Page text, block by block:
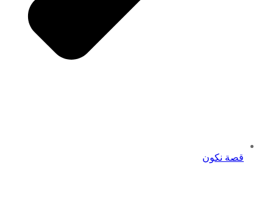
قصة نكون